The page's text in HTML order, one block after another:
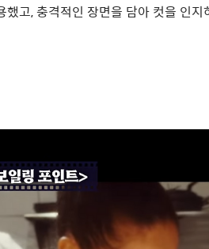
했고,충격적인 장면을 담아 컷을 인